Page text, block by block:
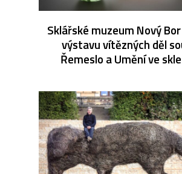
Sklářské muzeum Nový
výstavu vítězných děl
Řemeslo a Umění ve